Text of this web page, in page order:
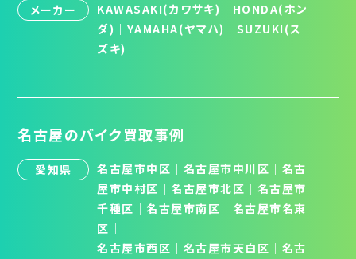
メーカー KAWASAKI(カワサキ) ｜ HONDA(ホン
ダ) ｜ YAMAHA(ヤマハ) ｜ SUZUKI(ス
ズキ)
名古屋のバイク買取事例
愛知県 名古屋市中区 ｜ 名古屋市中川区 ｜ 名古
屋市中村区 ｜名古屋市北区 │ 名古屋市
千種区 │名古屋市南区 │ 名古屋市名東
区 │
名古屋市西区 ｜ 名古屋市天白区 │ 名古